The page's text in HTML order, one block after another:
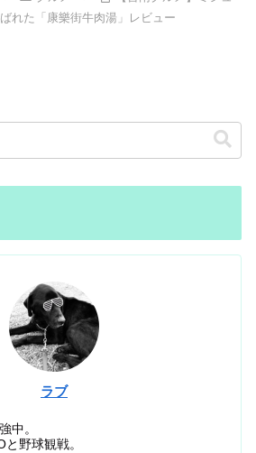
れた「康樂街牛肉湯」レビュー
ラブ
中。
野球観戦。